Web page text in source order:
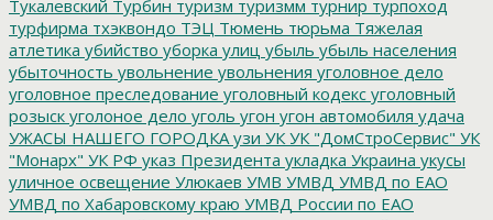
Тукалевский Турбин туризм туризмм турнир турпоход
турфирма тхэквондо ТЭЦ Тюмень тюрьма Тяжелая
атлетика убийство уборка улиц убыль убыль населения
убыточность увольнение увольнения уголовное дело
уголовное преследование уголовный кодекс уголовный
розыск уголоное дело уголь угон угон автомобиля удача
УЖАСЫ НАШЕГО ГОРОДКА узи УК УК "ДомСтроСервис" УК
"Монарх" УК РФ указ Президента укладка Украина укусы
уличное освещение Улюкаев УМВ УМВД УМВД по ЕАО
УМВД по Хабаровскому краю УМВД России по ЕАО